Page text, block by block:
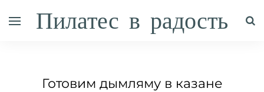
Пилатес в радость
Готовим дымляму в казане